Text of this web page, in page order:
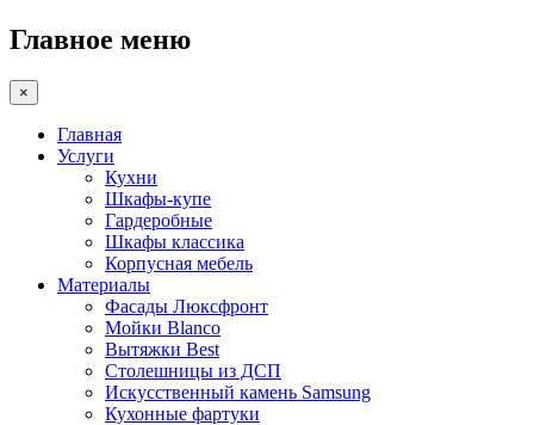
Главное меню
×
Главная
Услуги
Кухни
Шкафы-купе
Гардеробные
Шкафы классика
Корпусная мебель
Материалы
Фасады Люксфронт
Мойки Blanco
Вытяжки Best
Столешницы из ДСП
Искусственный камень Samsung
Кухонные фартуки